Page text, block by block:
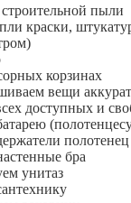
пыли
краски,
корзинах
вещи
доступных и
полотенец
бра
унитаз